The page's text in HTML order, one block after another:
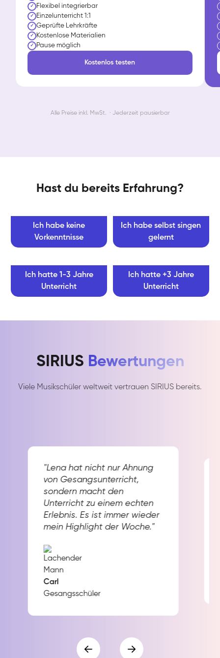
✓ Flexibel integrierbar
✓ Einzelunterricht 1:1
✓ Geprüfte Lehrkräfte
✓ Kostenlose Materialien
✓ Pause möglich
Kostenlos testen
Alle Preise inkl. MwSt. · Jederzeit pausierbar
Hast du bereits Erfahrung?
Ich habe keine
Vorkenntnisse
Ich habe selbst singen
gelernt
Ich hatte 1-3 Jahre
Unterricht
Ich hatte +3 Jahre
Unterricht
SIRIUS Bewertungen
Viele Musikschüler weltweit vertrauen SIRIUS bereits.
"Lena hat nicht nur Ahnung
von Gesangsunterricht,
sondern macht den
Unterricht zu einem echten
Erlebnis. Es ist immer wieder
mein Highlight der Woche."
Carl
Gesangsschüler